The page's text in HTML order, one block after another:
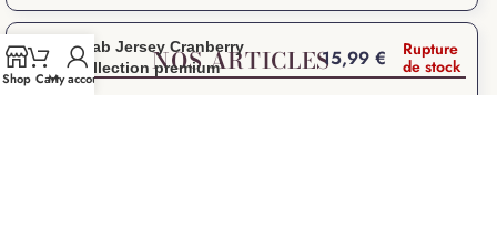
NOS ARTICLES
Shop CartMy account
Hijab Jersey Cranberry
Collection premium
15,99€
Rupture
de stock